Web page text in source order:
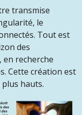
transmise
le
Tout est
des
en recherche
Cette création est
hauts.